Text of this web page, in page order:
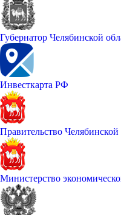
Губернатор Челябинской
Инвесткарта РФ
Правительство Челябинской
Министерство